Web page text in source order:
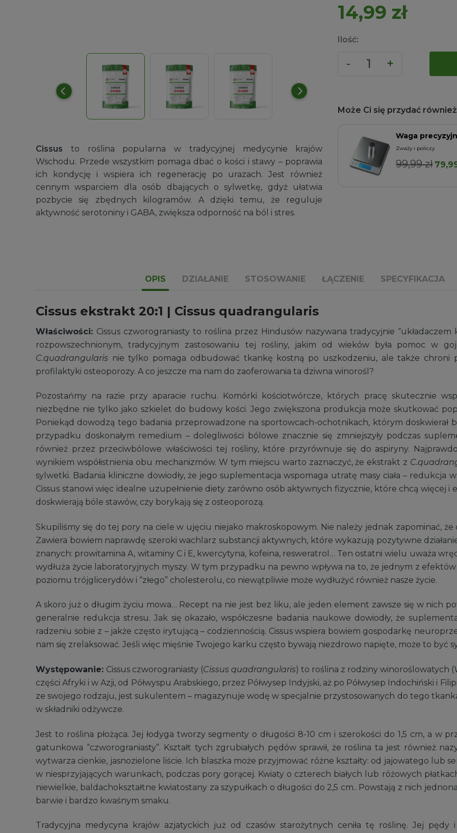
Cissus to roślina popularna w tradycyjnej medycynie krajów
Wschodu. Przede wszystkim pomaga dbać o kości i stawy – poprawia
ich kondycję i wspiera ich regenerację po urazach. Jest również
cennym wsparciem dla osób dbających o sylwetkę, gdyż ułatwia
pozbycie się zbędnych kilogramów. A dzięki temu, że reguluje
aktywność serotoniny i GABA, zwiększa odporność na ból i stres.
14,99 zł
Ilość:
Może Ci się przydać
Wygodne narzędzie do odmierzania surowców
9,99zł – 14,99złZakres
cen:
od
9,99 zł
do
Dodaj do koszyka
Waga
Zważy i policzy
99,99zł
OPIS DZIAŁANIE STOSOWANIE ŁĄCZENIE SPECYFIKACJA
Cissus ekstrakt 20:1 | Cissus quadrangularis
Właściwości: Cissus czworograniasty to roślina przez Hindusów nazywana tradycyjnie “układaczem
rozpowszechnionym, tradycyjnym zastosowaniu tej rośliny, jakim od wieków była pomoc w
C.quadrangularis nie tylko pomaga odbudować tkankę kostną po uszkodzeniu, ale także chroni
profilaktyki osteoporozy. A co jeszcze ma nam do zaoferowania ta dziwna winorośl?
Pozostańmy na razie przy aparacie ruchu. Komórki kościotwórcze, których pracę skutecznie
niezbędne nie tylko jako szkielet do budowy kości. Jego zwiększona produkcja może skutkować
Poniekąd dowodzą tego badania przeprowadzone na sportowcach-ochotnikach, którym doskwierał
przypadku doskonałym remedium – dolegliwości bólowe znacznie się zmniejszyły podczas
również przez przeciwbólowe właściwości tej rośliny, które przyrównuje się do aspiryny.
wynikiem współistnienia obu mechanizmów. W tym miejscu warto zaznaczyć, że ekstrakt z
sylwetki. Badania kliniczne dowiodły, że jego suplementacja wspomaga utratę masy ciała – redukcja
Cissus stanowi więc idealne uzupełnienie diety zarówno osób aktywnych fizycznie, które chcą więcej i
doskwierają bóle stawów, czy borykają się z osteoporozą.
Skupiliśmy się do tej pory na ciele w ujęciu niejako makroskopowym. Nie należy jednak zapominać, że
Zawiera bowiem naprawdę szeroki wachlarz substancji aktywnych, które wykazują pozytywne
znanych: prowitamina A, witaminy C i E, kwercytyna, kofeina, resweratrol… Ten ostatni wielu uważa
wydłuża życie laboratoryjnych myszy. W tym przypadku na pewno wpływa na to, że jednym z
poziomu trójglicerydów i “złego” cholesterolu, co niewątpliwie może wydłużyć również nasze życie.
A skoro już o długim życiu mowa… Recept na nie jest bez liku, ale jeden element zawsze się w nich
generalnie redukcja stresu. Jak się okazało, współczesne badania naukowe dowiodły, że
radzeniu sobie z – jakże często irytującą – codziennością. Cissus wspiera bowiem gospodarkę
nam się zrelaksować. Jeśli więc mięśnie Twojego karku często bywają niezdrowo napięte, może to być
Występowanie: Cissus czworograniasty (Cissus quadrangularis) to roślina z rodziny winoroślowatych (
części Afryki i w Azji, od Półwyspu Arabskiego, przez Półwysep Indyjski, aż po Półwysep Indochiński i
ze swojego rodzaju, jest sukulentem – magazynuje wodę w specjalnie przystosowanych do tego
w składniki odżywcze.
Jest to roślina płożąca. Jej łodyga tworzy segmenty o długości 8-10 cm i szerokości do 1,5 cm, a w
gatunkowa “czworograniasty”. Kształt tych zgrubiałych pędów sprawił, że roślina ta jest również
wytwarza cienkie, jasnozielone liście. Ich blaszka może przyjmować różne kształty: od jajowatego lub
w niesprzyjających warunkach, podczas pory gorącej. Kwiaty o czterech białych lub różowych
niewielkie, baldachokształtne kwiatostany za szypułkach o długości do 2,5 cm.. Powstają z nich
barwie i bardzo kwaśnym smaku.
Tradycyjna medycyna krajów azjatyckich już od czasów starożytnych ceniła tę roślinę. Jej pędy